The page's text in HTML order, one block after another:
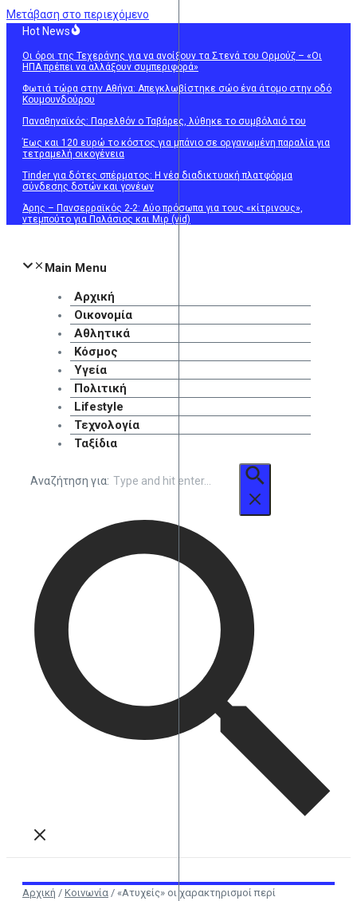
Μετάβαση στο περιεχόμενο
Hot News
Οι όροι της Τεχεράνης για να ανοίξουν τα Στενά του Ορμούζ – «Οι
ΗΠΑ πρέπει να αλλάξουν συμπεριφορά»
Φωτιά τώρα στην Αθήνα: Απεγκλωβίστηκε σώο ένα άτομο στην οδό
Κουμουνδούρου
Παναθηναϊκός: Παρελθόν ο Ταβάρες, λύθηκε το συμβόλαιό του
Έως και 120 ευρώ το κόστος για μπάνιο σε οργανωμένη παραλία για
τετραμελή οικογένεια
Tinder για δότες σπέρματος: Η νέα διαδικτυακή πλατφόρμα
σύνδεσης δοτών και γονέων
Άρης – Πανσερραϊκός 2-2: Δύο πρόσωπα για τους «κίτρινους»,
ντεμπούτο για Παλάσιος και Μιρ (vid)
Main Menu
Αρχική
Οικονομία
Αθλητικά
Κόσμος
Υγεία
Πολιτική
Lifestyle
Τεχνολογία
Ταξίδια
Αναζήτηση για:
Αρχική / Κοινωνία / «Ατυχείς» οι χαρακτηρισμοί περί